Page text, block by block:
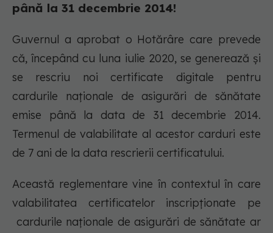
până la 31 decembrie 2014!
Guvernul a aprobat o Hotărâre care prevede
că, începând cu luna iulie 2020, se generează și
se rescriu noi certificate digitale pentru
cardurile naționale de asigurări de sănătate
emise până la data de 31 decembrie 2014.
Termenul de valabilitate al acestor carduri este
de 7 ani de la data rescrierii certificatului.
Această reglementare vine în contextul în care
valabilitatea certificatelor inscripționate pe
cardurile naționale de asigurări de sănătate ar